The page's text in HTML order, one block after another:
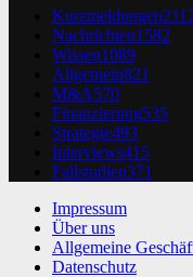
Kurzmeldungen
Nachrichten1582
Wissen1089
Allgemein821
M&A570
Finanzierung535
Strategie493
Interviews415
Fallstudien371
Impressum
Über uns
Allgemeine
Datenschutz